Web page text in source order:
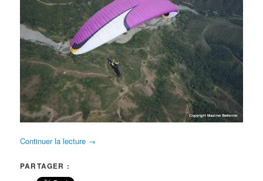
Continuer la lecture →
PARTAGER :